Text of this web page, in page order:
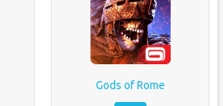
Gods of Rome